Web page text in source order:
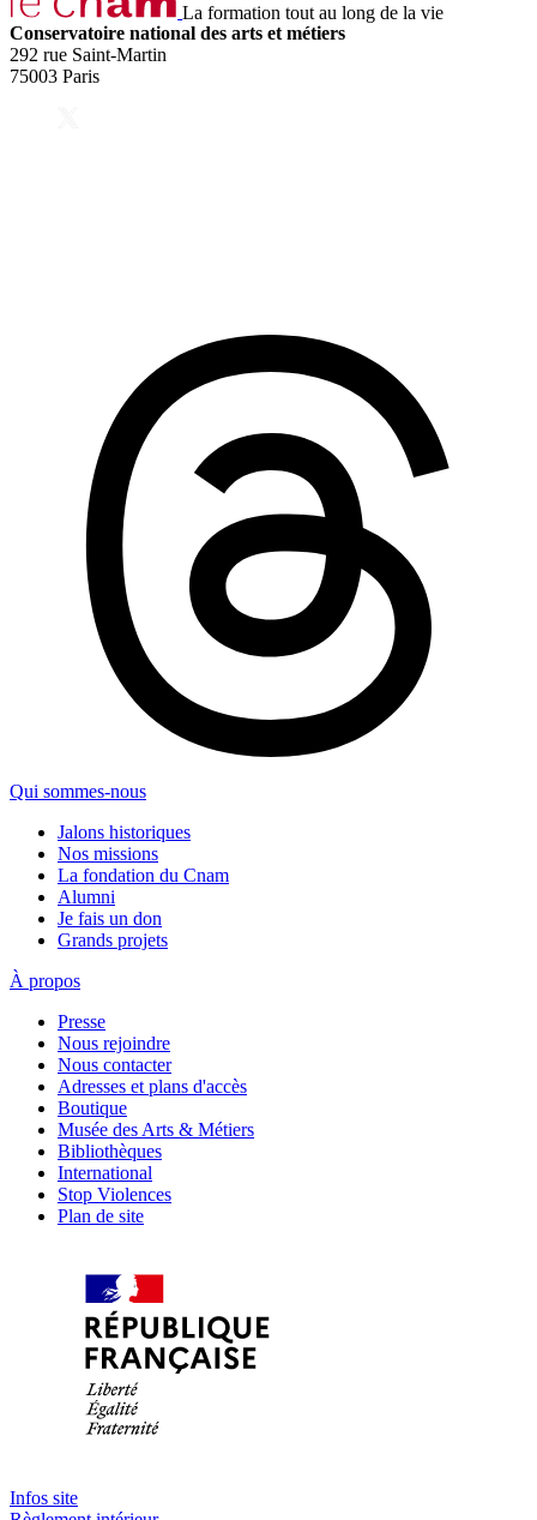
La formation tout au long de la vie
Conservatoire national des arts et métiers
292 rue Saint-Martin
75003 Paris
Qui sommes-nous
Jalons historiques
Nos missions
La fondation du Cnam
Alumni
Je fais un don
Grands projets
À propos
Presse
Nous rejoindre
Nous contacter
Adresses et plans d'accès
Boutique
Musée des Arts & Métiers
Bibliothèques
International
Stop Violences
Plan de site
Infos site